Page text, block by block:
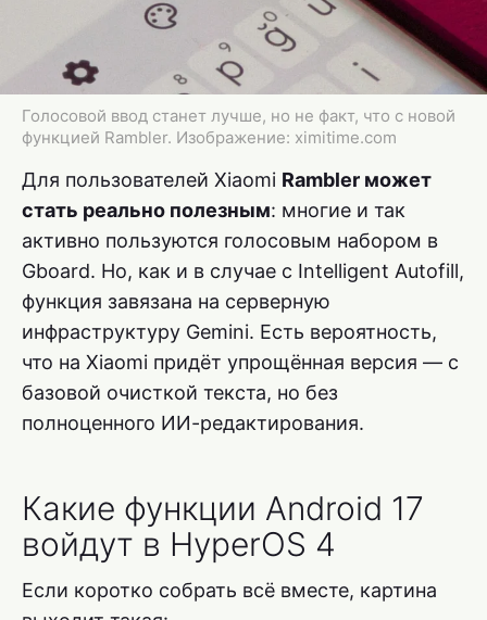
Голосовой ввод станет лучше, но не факт, что с новой
функцией Rambler. Изображение: ximitime.com
Для пользователей Xiaomi Rambler может
стать реально полезным: многие и так
активно пользуются голосовым набором в
Gboard. Но, как и в случае с Intelligent Autofill,
функция завязана на серверную
инфраструктуру Gemini. Есть вероятность,
что на Xiaomi придёт упрощённая версия — с
базовой очисткой текста, но без
полноценного ИИ-редактирования.
Какие функции Android 17
войдут в HyperOS 4
Если коротко собрать всё вместе, картина